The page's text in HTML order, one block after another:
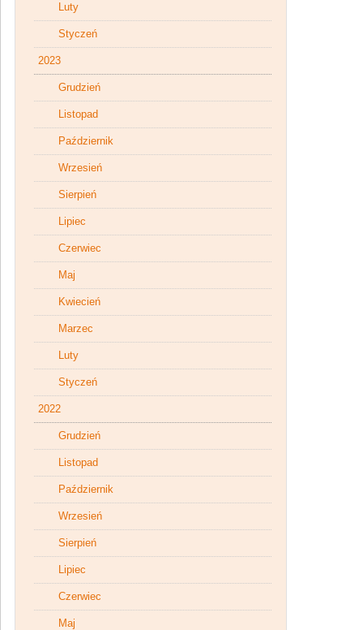
Luty
Styczeń
2023
Grudzień
Listopad
Październik
Wrzesień
Sierpień
Lipiec
Czerwiec
Maj
Kwiecień
Marzec
Luty
Styczeń
2022
Grudzień
Listopad
Październik
Wrzesień
Sierpień
Lipiec
Czerwiec
Maj